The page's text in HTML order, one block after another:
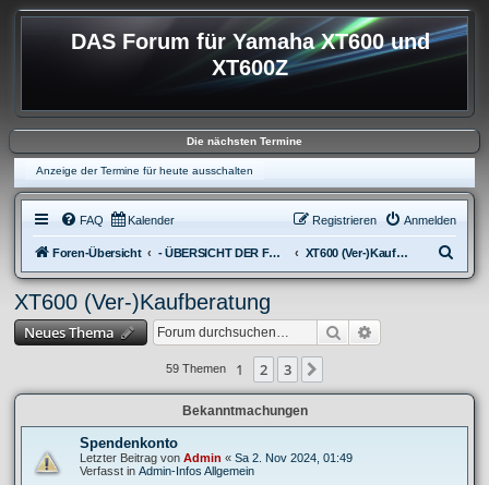
DAS Forum für Yamaha XT600 und
XT600Z
Die nächsten Termine
Anzeige der Termine für heute ausschalten
FAQ Kalender Anmelden
Registrieren
Foren-Übersicht - ÜBERSICHT DER FOREN XT600 XT600 (Ver-)Kaufberatung
u
XT600 (Ver-)Kaufberatung
Neues Thema Suche
59 Themen 1 2 3
Bekanntmachungen
Spendenkonto
Letzter Beitrag von Admin « Sa 2. Nov 2024, 01:49
Verfasst in Admin-Infos Allgemein